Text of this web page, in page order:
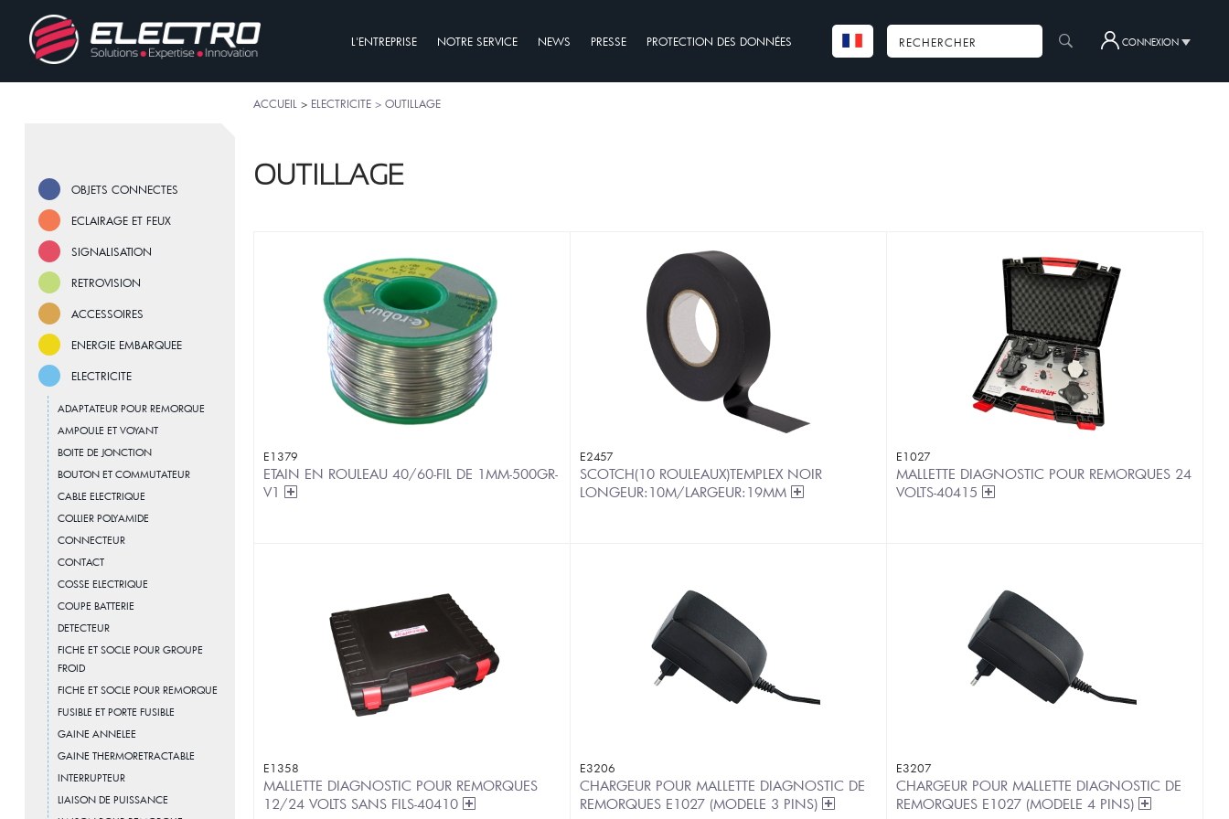
L'ENTREPRISE NOTRE SERVICE NEWS PRESSE PROTECTION DES DONNÉES CONNEXION
ACCUEIL > ELECTRICITE > OUTILLAGE
OBJETS CONNECTES
ECLAIRAGE ET FEUX
SIGNALISATION
RETROVISION
ACCESSOIRES
ENERGIE EMBARQUEE
ELECTRICITE
ADAPTATEUR POUR REMORQUE
AMPOULE ET VOYANT
BOITE DE JONCTION
BOUTON ET COMMUTATEUR
CABLE ELECTRIQUE
COLLIER POLYAMIDE
CONNECTEUR
CONTACT
COSSE ELECTRIQUE
COUPE BATTERIE
DETECTEUR
FICHE ET SOCLE POUR GROUPE
FROID
FICHE ET SOCLE POUR REMORQUE
FUSIBLE ET PORTE FUSIBLE
GAINE ANNELEE
GAINE THERMORETRACTABLE
INTERRUPTEUR
LIAISON DE PUISSANCE
OUTILLAGE
E1379
ETAIN EN ROULEAU 40/60-FIL DE 1MM-500GR-
V1
E2457
SCOTCH(10 ROULEAUX)TEMPLEX NOIR
LONGEUR:10M/LARGEUR:19MM
E1027
MALLETTE DIAGNOSTIC POUR REMORQUES 24
VOLTS-40415
E1358
MALLETTE DIAGNOSTIC POUR REMORQUES
12/24 VOLTS SANS FILS-40410
E3206
CHARGEUR POUR MALLETTE DIAGNOSTIC DE
REMORQUES E1027 (MODELE 3 PINS)
E3207
CHARGEUR POUR MALLETTE DIAGNOSTIC DE
REMORQUES E1027 (MODELE 4 PINS)